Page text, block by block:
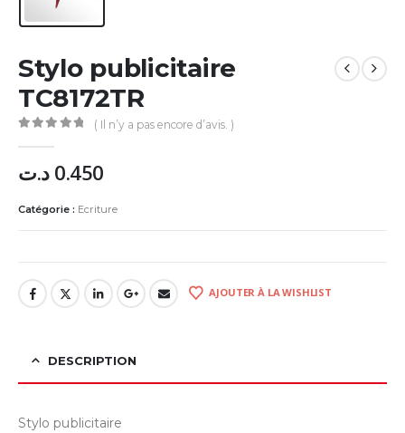
Stylo publicitaire
TC8172TR
( Il n’y a pas encore d’avis. )
0.450 د.ت
Catégorie : Ecriture
AJOUTER À LA WISHLIST
DESCRIPTION
Stylo publicitaire